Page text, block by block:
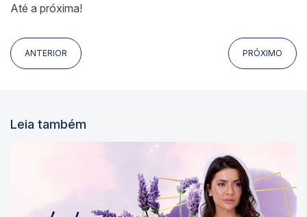
Até a próxima!
ANTERIOR PRÓXIMO
Leia também